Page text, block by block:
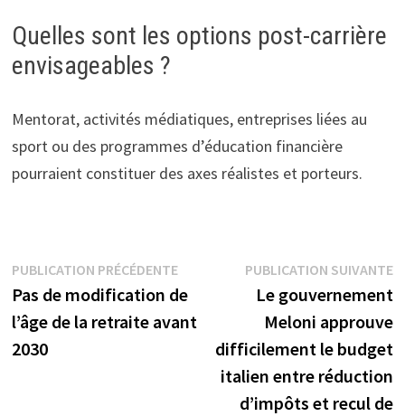
Quelles sont les options post-carrière
envisageables ?
Mentorat, activités médiatiques, entreprises liées au
sport ou des programmes d’éducation financière
pourraient constituer des axes réalistes et porteurs.
Navigation
de
l’article
PUBLICATION PRÉCÉDENTEPublication
précédente :
Pas de modification de
l’âge de la retraite avant
2030
PUBLICATION SUIVANTE
Le gouvernement
Meloni approuve
difficilement le budget
italien entre réduction
d’impôts et recul de